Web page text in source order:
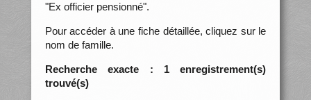
"Ex officier pensionné".
Pour accéder à une fiche détaillée, cliquez sur le
nom de famille.
Recherche exacte : 1 enregistrement(s)
trouvé(s)